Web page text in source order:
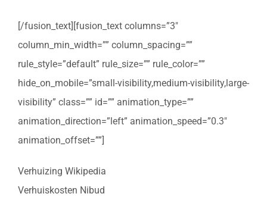
[/fusion_text][fusion_text columns=”3″
column_min_width=”” column_spacing=””
rule_style=”default” rule_size=”” rule_color=””
hide_on_mobile=”small-visibility,medium-visibility,large-
visibility” class=”” id=”” animation_type=””
animation_direction=”left” animation_speed=”0.3″
animation_offset=””]
Verhuizing Wikipedia
Verhuiskosten Nibud